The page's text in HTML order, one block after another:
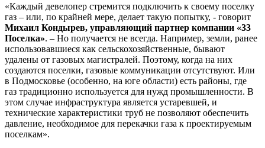
«Каждый девелопер стремится подключить к своему поселку
газ – или, по крайней мере, делает такую попытку, - говорит
Михаил Кондырев, управляющий партнер компании «33
Поселка». – Но получается не всегда. Например, земли, ранее
использовавшиеся как сельскохозяйственные, бывают
удалены от газовых магистралей. Поэтому, когда на них
создаются поселки, газовые коммуникации отсутствуют. Или
в Подмосковье (особенно, на юге области) есть районы, где
газ традиционно используется для нужд промышленности. В
этом случае инфраструктура является устаревшей, и
технические характеристики труб не позволяют обеспечить
давление, необходимое для перекачки газа к проектируемым
поселкам».